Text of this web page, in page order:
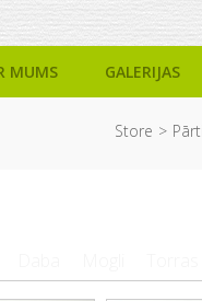
MUMS GALERIJAS
Store